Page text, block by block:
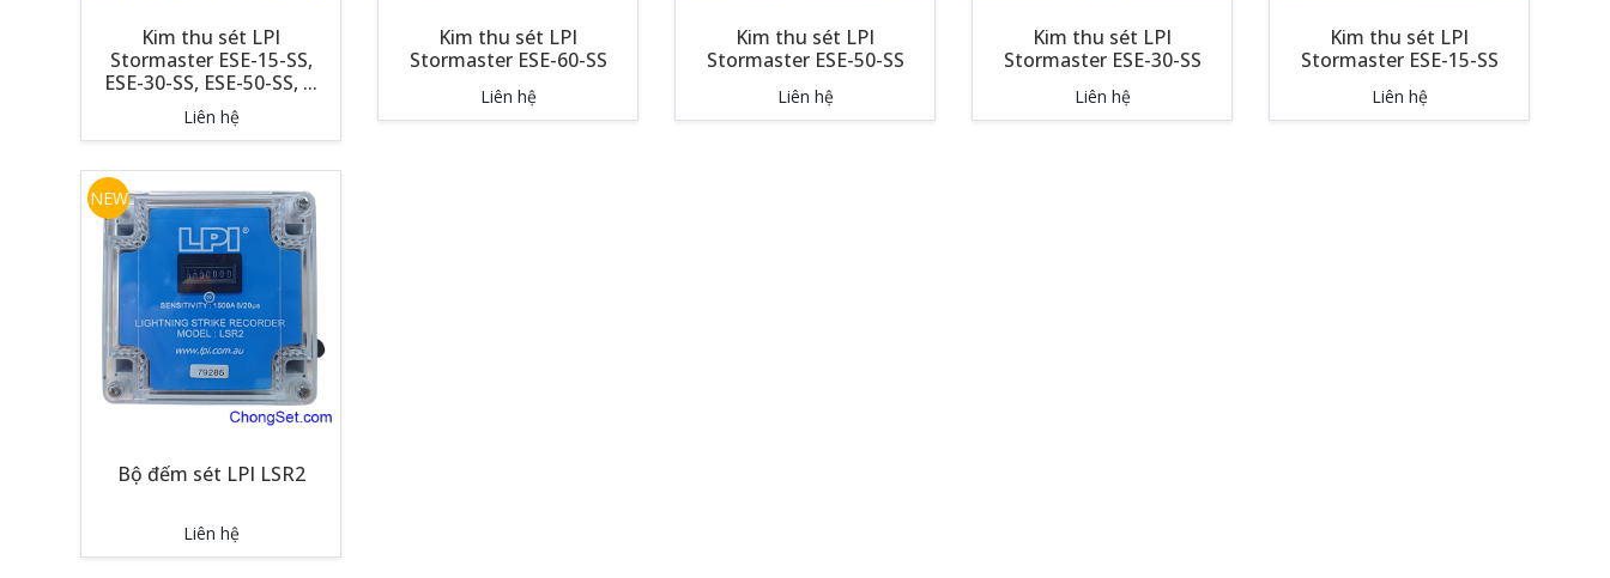
Kim thu sét LPI
Stormaster ESE-15-SS,
ESE-30-SS, ESE-50-SS, ...
Liên hệ
Kim thu sét LPI
Stormaster ESE-60-SS
Liên hệ
Kim thu sét LPI
Stormaster ESE-50-SS
Liên hệ
Kim thu sét LPI
Stormaster ESE-30-SS
Liên hệ
Kim thu sét LPI
Stormaster ESE-15-SS
Liên hệ
NEW
Bộ đếm sét LPI LSR2
Liên hệ